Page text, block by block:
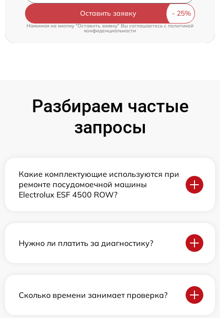
Оставить заявку
Нажимая на кнопку "Оставить заявку" Вы соглашаетесь cполитикой
конфиденциальности
Разбираем частые
запросы
Какие комплектующие используются при
ремонте посудомоечной машины
Electrolux ESF 4500 ROW?
Нужно ли платить за диагностику?
Сколько времени занимает проверка?